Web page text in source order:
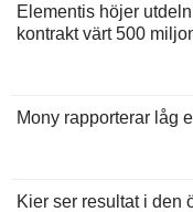
Elementis höjer
kontrakt värt 500
Mony rapporterar låg
Kier ser resultat i den